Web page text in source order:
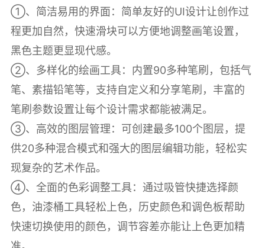
①、简洁易用的界面：简单友好的UI设计让创作过
程更加自然，快速滑块可以方便地调整画笔设置，
黑色主题更显现代感。
②、多样化的绘画工具：内置90多种笔刷，包括气
笔、素描铅笔等，支持自定义和分享笔刷，丰富的
笔刷参数设置让每个设计需求都能被满足。
③、高效的图层管理：可创建最多100个图层，提
供20多种混合模式和强大的图层编辑功能，轻松实
现复杂的艺术作品。
④、全面的色彩调整工具：通过吸管快捷选择颜
色，油漆桶工具轻松上色，历史颜色和调色板帮助
快速切换使用的颜色，调节容差亦能让上色更加精